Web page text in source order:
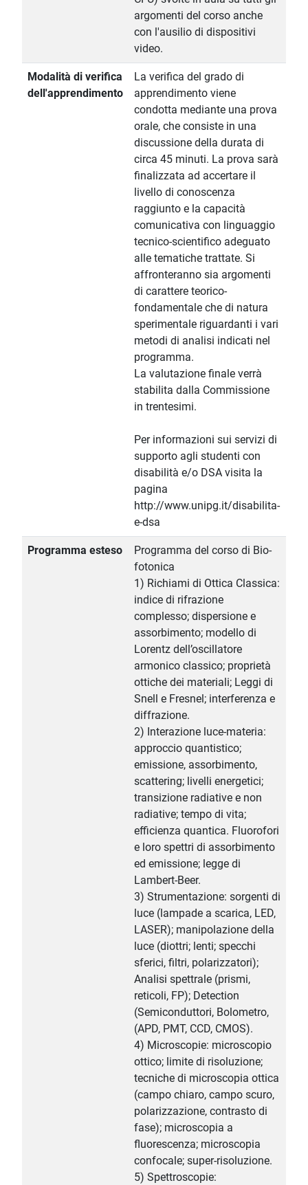
argomenti del corso anche
con l'ausilio di dispositivi
video.
Modalità di verifica
dell'apprendimento
La verifica del grado di
apprendimento viene
condotta mediante una prova
orale, che consiste in una
discussione della durata di
circa 45 minuti. La prova sarà
finalizzata ad accertare il
livello di conoscenza
raggiunto e la capacità
comunicativa con linguaggio
tecnico-scientifico adeguato
alle tematiche trattate. Si
affronteranno sia argomenti
di carattere teorico-
fondamentale che di natura
sperimentale riguardanti i vari
metodi di analisi indicati nel
programma.
La valutazione finale verrà
stabilita dalla Commissione
in trentesimi.
Per informazioni sui servizi di
supporto agli studenti con
disabilità e/o DSA visita la
pagina
http://www.unipg.it/disabilita-
e-dsa
Programma esteso
Programma del corso di Bio-
fotonica
1) Richiami di Ottica Classica:
indice di rifrazione
complesso; dispersione e
assorbimento; modello di
Lorentz dell’oscillatore
armonico classico; proprietà
ottiche dei materiali; Leggi di
Snell e Fresnel; interferenza e
diffrazione.
2) Interazione luce-materia:
approccio quantistico;
emissione, assorbimento,
scattering; livelli energetici;
transizione radiative e non
radiative; tempo di vita;
efficienza quantica. Fluorofori
e loro spettri di assorbimento
ed emissione; legge di
Lambert-Beer.
3) Strumentazione: sorgenti di
luce (lampade a scarica, LED,
LASER); manipolazione della
luce (diottri; lenti; specchi
sferici, filtri, polarizzatori);
Analisi spettrale (prismi,
reticoli, FP); Detection
(Semiconduttori, Bolometro,
(APD, PMT, CCD, CMOS).
4) Microscopie: microscopio
ottico; limite di risoluzione;
tecniche di microscopia ottica
(campo chiaro, campo scuro,
polarizzazione, contrasto di
fase); microscopia a
fluorescenza; microscopia
confocale; super-risoluzione.
5) Spettroscopie: